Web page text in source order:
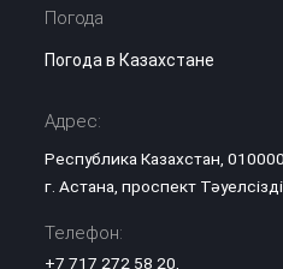
Погода
Погода в Казахстане
Адрес:
Республика Казахстан,
г. Астана, проспект
Телефон:
+7 717 272 58 20,